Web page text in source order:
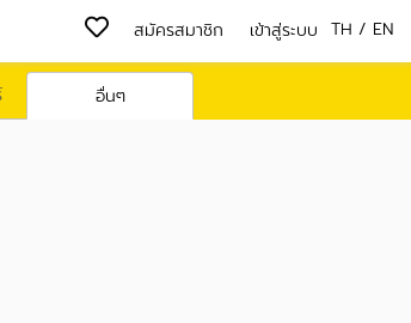
TH / EN
สมัครสมาชิก เข้าสู่ระบบ
อื่นๆ